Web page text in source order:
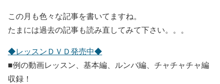
この月も色々な記事を書いてますね。
たまには過去の記事も読み直してみて下さい。。。
◆レッスンＤＶＤ発売中◆
■例の動画レッスン、基本編、ルンバ編、チャチャチャ編
収録！